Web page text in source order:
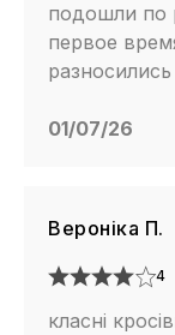
подошли по
первое
разносились
01/07/26
Вероніка П.
4
класні